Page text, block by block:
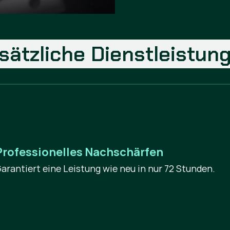
Nachschärfen
eine Leistung wie neu in nur 72 Stunden.